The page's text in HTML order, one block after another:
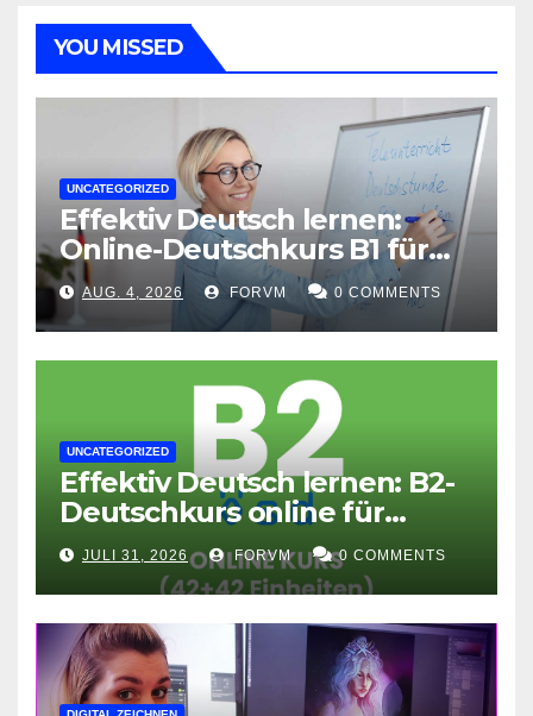
YOU MISSED
UNCATEGORIZED
Effektiv Deutsch lernen:
Online-Deutschkurs B1 für
flexible Lernerfolge
AUG. 4, 2026 FORVM 0 COMMENTS
UNCATEGORIZED
Effektiv Deutsch lernen: B2-
Deutschkurs online für
Fortgeschrittene
JULI 31, 2026 FORVM 0 COMMENTS